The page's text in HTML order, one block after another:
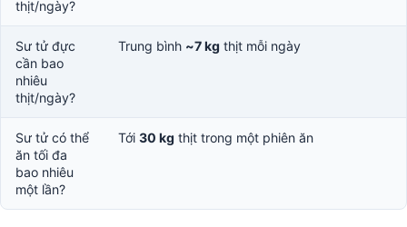
thịt/ngày?
Sư tử đực
cần bao
nhiêu
thịt/ngày?
Trung bình ~7 kg thịt mỗi ngày
Sư tử có thể
ăn tối đa
bao nhiêu
một lần?
Tới 30 kg thịt trong một phiên ăn